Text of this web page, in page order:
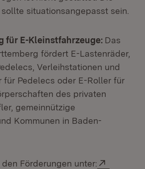
situationsangepasst sein.
für E-Kleinstfahrzeuge: Das
fördert E-Lastenräder,
Verleihstationen und
für Pedelecs oder E-Roller für
des privaten
gemeinnützige
Kommunen in Baden-
Förderungen unter: